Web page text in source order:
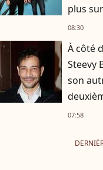
plus
08:30
À côté
Steevy
son
heureux
07:58